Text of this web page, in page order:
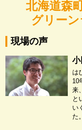
北海道森
グリー
現場の声
は
10
来
と
い
た。